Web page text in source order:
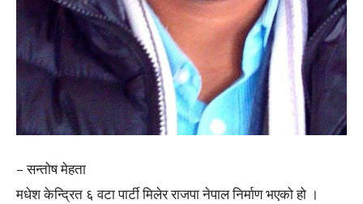
– सन्तोष मेहता
मधेश केन्द्रित ६ वटा पार्टी मिलेर राजपा नेपाल निर्माण भएको हो ।